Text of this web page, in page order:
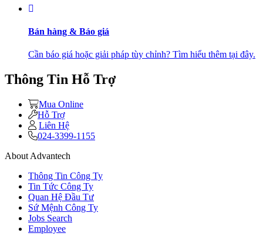
Bán hàng & Báo giá
Cần báo giá hoặc giải pháp tùy chỉnh? Tìm hiểu thêm tại đây.
Thông Tin Hỗ Trợ
Mua Online
Hỗ Trợ
Liên Hệ
024-3399-1155
About Advantech
Thông Tin Công Ty
Tin Tức Công Ty
Quan Hệ Đầu Tư
Sứ Mệnh Công Ty
Jobs Search
Employee